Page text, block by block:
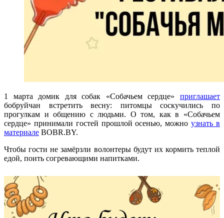
1 марта домик для собак «Собачьем сердце» приглашает
бобруйчан встретить весну: питомцы соскучились по
прогулкам и общению с людьми. О том, как в «Собачьем
сердце» принимали гостей прошлой осенью, можноузнать в
материале BOBR.BY.
Чтобы гости не замёрзли волонтеры будут их кормить теплой
едой, поить согревающими напитками.